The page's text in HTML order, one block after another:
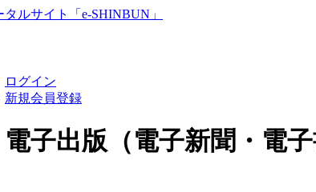
ログイン
新規会員登録
電子出版（電子新聞・電